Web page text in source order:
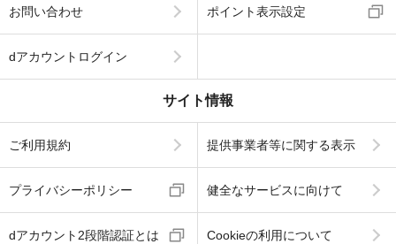
お問い合わせ ポイント表示設定
dアカウントログイン
サイト情報
ご利用規約 提供事業者等に関する表示
プライバシーポリシー 健全なサービスに向けて
dアカウント2段階認証とは Cookieの利用について